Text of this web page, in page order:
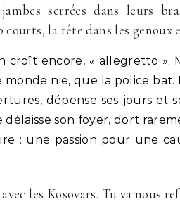
serrées dans leurs
la tête dans les genoux
croît encore, « allegretto ».
nie, que la police bat.
dépense ses jours et
son foyer, dort
: une passion pour une
les Kosovars. Tu va nous